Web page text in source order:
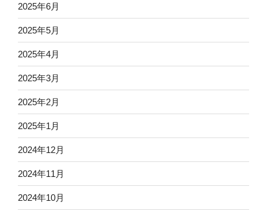
2025年6月
2025年5月
2025年4月
2025年3月
2025年2月
2025年1月
2024年12月
2024年11月
2024年10月